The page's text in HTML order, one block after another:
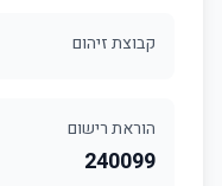
קבוצת זיהום
הוראת רישום
240099